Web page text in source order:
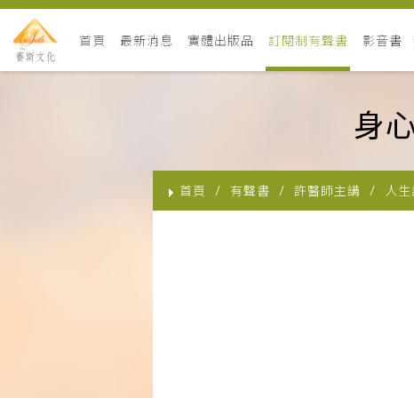
首頁 最新消息 實體出版品 訂閱制有聲書 影音書
身
首頁 有聲書 許醫師主講 人